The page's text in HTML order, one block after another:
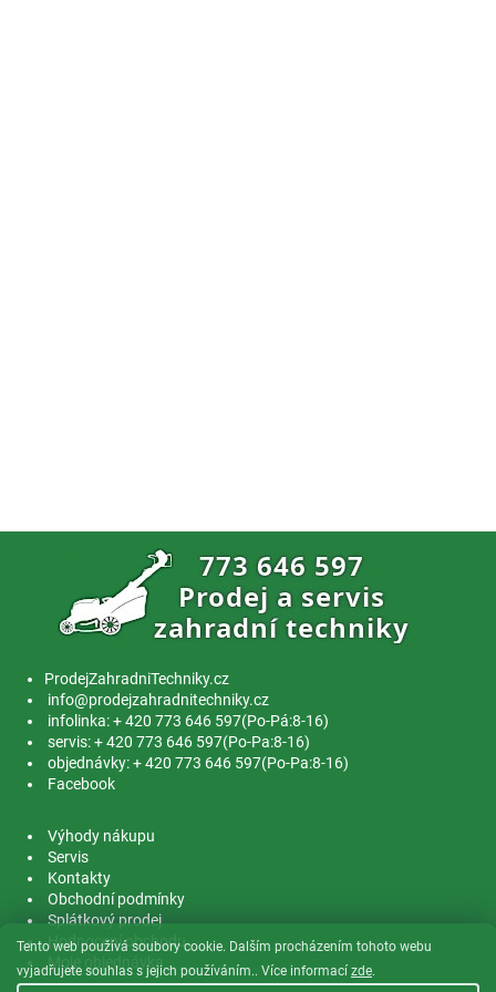
Tento web používá soubory cookie. Dalším procházením tohoto webu
vyjadřujete souhlas s jejich používáním.. Více informací zde.
ProdejZahradniTechniky.cz
info@prodejzahradnitechniky.cz
infolinka: + 420 773 646 597(Po-Pá:8-16)
servis: + 420 773 646 597(Po-Pa:8-16)
objednávky: + 420 773 646 597(Po-Pa:8-16)
Facebook
Výhody nákupu
Servis
Kontakty
Obchodní podmínky
Splátkový prodej
Hodnocení obchodu
Moje objednávka